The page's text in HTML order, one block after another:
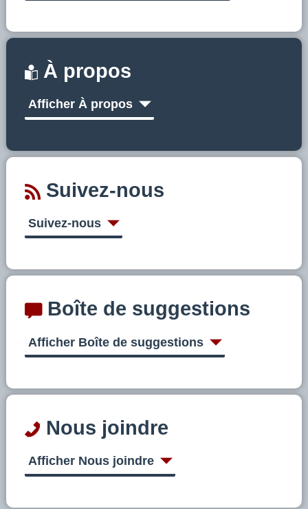
À propos
Afficher À propos
Suivez-nous
Suivez-nous
Boîte de suggestions
Afficher Boîte de suggestions
Nous joindre
Afficher Nous joindre